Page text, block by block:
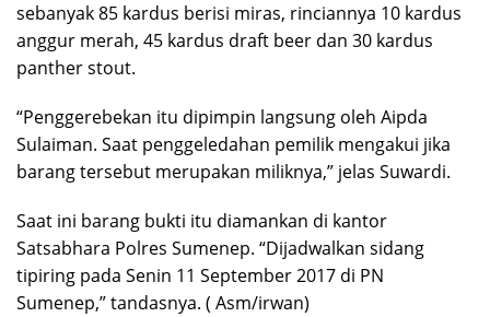
sebanyak 85 kardus berisi miras, rinciannya 10 kardus
anggur merah, 45 kardus draft beer dan 30 kardus
panther stout.
“Penggerebekan itu dipimpin langsung oleh Aipda
Sulaiman. Saat penggeledahan pemilik mengakui jika
barang tersebut merupakan miliknya,” jelas Suwardi.
Saat ini barang bukti itu diamankan di kantor
Satsabhara Polres Sumenep. “Dijadwalkan sidang
tipiring pada Senin 11 September 2017 di PN
Sumenep,” tandasnya. ( Asm/irwan)